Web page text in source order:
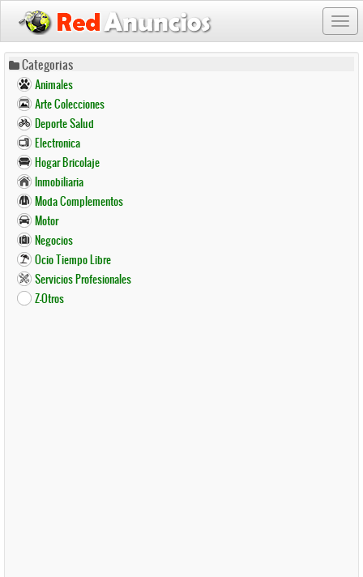
Pasar
contenido
principal
Categorias
Animales
Arte Colecciones
Deporte Salud
Electronica
Hogar Bricolaje
Inmobiliaria
Moda Complementos
Motor
Negocios
Ocio Tiempo Libre
Servicios Profesionales
Z-Otros